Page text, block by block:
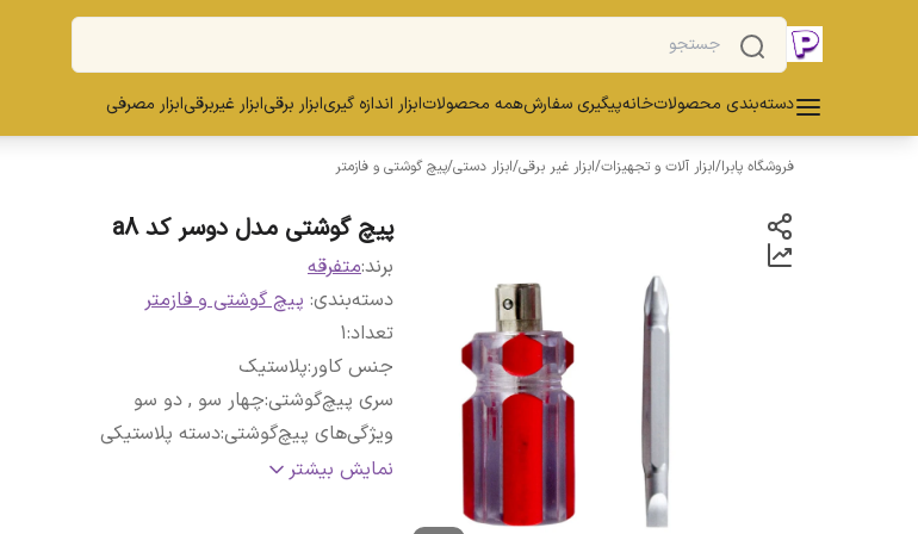
دسته‌بندی محصولاتخانهپیگیری سفارشهمه محصولاتابزار اندازه گیریابزار برقیابزار غیربرقیابزار مصرفی
فروشگاه پابرا/ابزار آلات و تجهیزات/ابزار غیر برقی/ابزار دستی/پیچ گوشتی و فازمتر
پیچ گوشتی مدل دوسر کد a8
برند:متفرقه
دسته‌بندی: پیچ گوشتی و فازمتر
تعداد:
1
جنس کاور:پلاستیک
سری پیچ‌گوشتی:چهار سو , دو سو
ویژگی‌های پیچ‌گوشتی:دسته پلاستیکی
رنگ:قرمز
نمایش بیشتر